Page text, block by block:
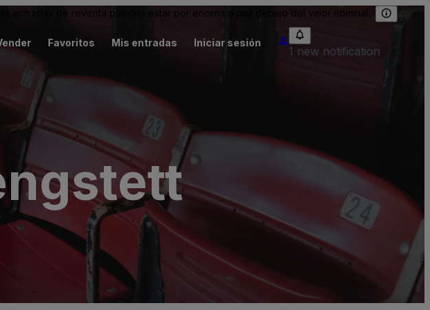
entradas de reventa pueden estar por encima o por debajo del valor nominal.
Favoritos Mis entradas Iniciar sesión
1 new notification